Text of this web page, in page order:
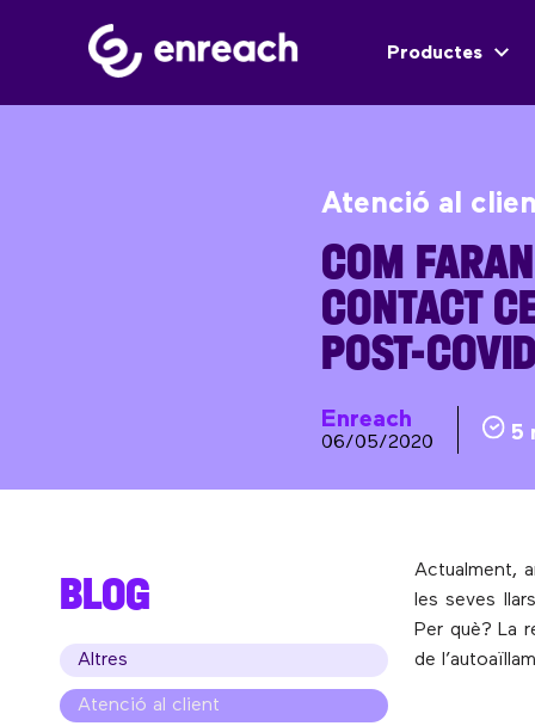
Productes
Atenció al
COM
CONTACT
POST-
Enreach
06/05/2020 5
Actualment,
les seves
Per què? La
de
BLOG
Altres
Atenció al client